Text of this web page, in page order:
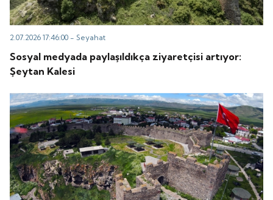
2.07.2026 17:46:00 -Seyahat
Sosyal medyada paylaşıldıkça ziyaretçisi artıyor:
Şeytan Kalesi